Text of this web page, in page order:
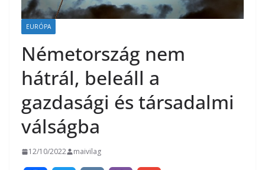
EURÓPA
Németország nem
hátrál, beleáll a
gazdasági és társadalmi
válságba
12/10/2022 maivilag